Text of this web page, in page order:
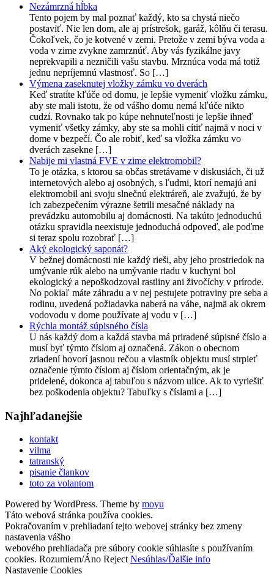
Nezámrzná hĺbka
Tento pojem by mal poznať každý, kto sa chystá niečo
postaviť. Nie len dom, ale aj prístrešok, garáž, kôlňu či terasu.
Čokoľvek, čo je kotvené v zemi. Pretože v zemi býva voda a
voda v zime zvykne zamrznúť. Aby vás fyzikálne javy
neprekvapili a nezničili vašu stavbu. Mrznúca voda má totiž
jednu nepríjemnú vlastnosť. So […]
Výmena zaseknutej vložky zámku vo dverách
Keď stratíte kľúče od domu, je lepšie vymeniť vložku zámku,
aby ste mali istotu, že od vášho domu nemá kľúče nikto
cudzí. Rovnako tak po kúpe nehnuteľnosti je lepšie ihneď
vymeniť všetky zámky, aby ste sa mohli cítiť najmä v noci v
dome v bezpečí. Čo ale robiť, keď sa vložka zámku vo
dverách zasekne […]
Nabije mi vlastná FVE v zime elektromobil?
To je otázka, s ktorou sa občas stretávame v diskusiách, či už
internetových alebo aj osobných, s ľudmi, ktorí nemajú ani
elektromobil ani svoju slnečnú elektráreň, ale zvažujú, že by
ich zabezpečením výrazne šetrili mesačné náklady na
prevádzku automobilu aj domácnosti. Na takúto jednoduchú
otázku spravidla neexistuje jednoduchá odpoveď, ale poďme
si teraz spolu rozobrať […]
Aký ekologický saponát?
V bežnej domácnosti nie každý rieši, aby jeho prostriedok na
umývanie rúk alebo na umývanie riadu v kuchyni bol
ekologický a nepoškodzoval rastliny ani živočíchy v prírode.
No pokiaľ máte záhradu a v nej pestujete potraviny pre seba a
rodinu, uvedená požiadavka naberá na váhe, najmä ak okrem
vodovodu v dome používate aj vodu v […]
Rýchla montáž súpisného čísla
U nás každý dom a každá stavba má priradené súpisné číslo a
musí byť týmto číslom aj označená. Zákon o obecnom
zriadení hovorí jasnou rečou a vlastník objektu musí strpieť
označenie týmto číslom aj číslom orientačným, ak je
pridelené, dokonca aj tabuľou s názvom ulice. Ak to vyriešiť
bez poškodenia objektu? Tabuľky s číslami a […]
Najhľadanejšie
kontakt
vilma
tatranský
pisanie člankov
toto za volantom
Powered by WordPress. Theme by moyu
Táto webová stránka používa cookies.
Pokračovaním v prehliadaní tejto webovej stránky bez zmeny
nastavenia vášho
webového prehliadača pre súbory cookie súhlasíte s používaním
cookies. Rozumiem/Áno Reject Nesúhlas/Ďalšie info
Nastavenie Cookies